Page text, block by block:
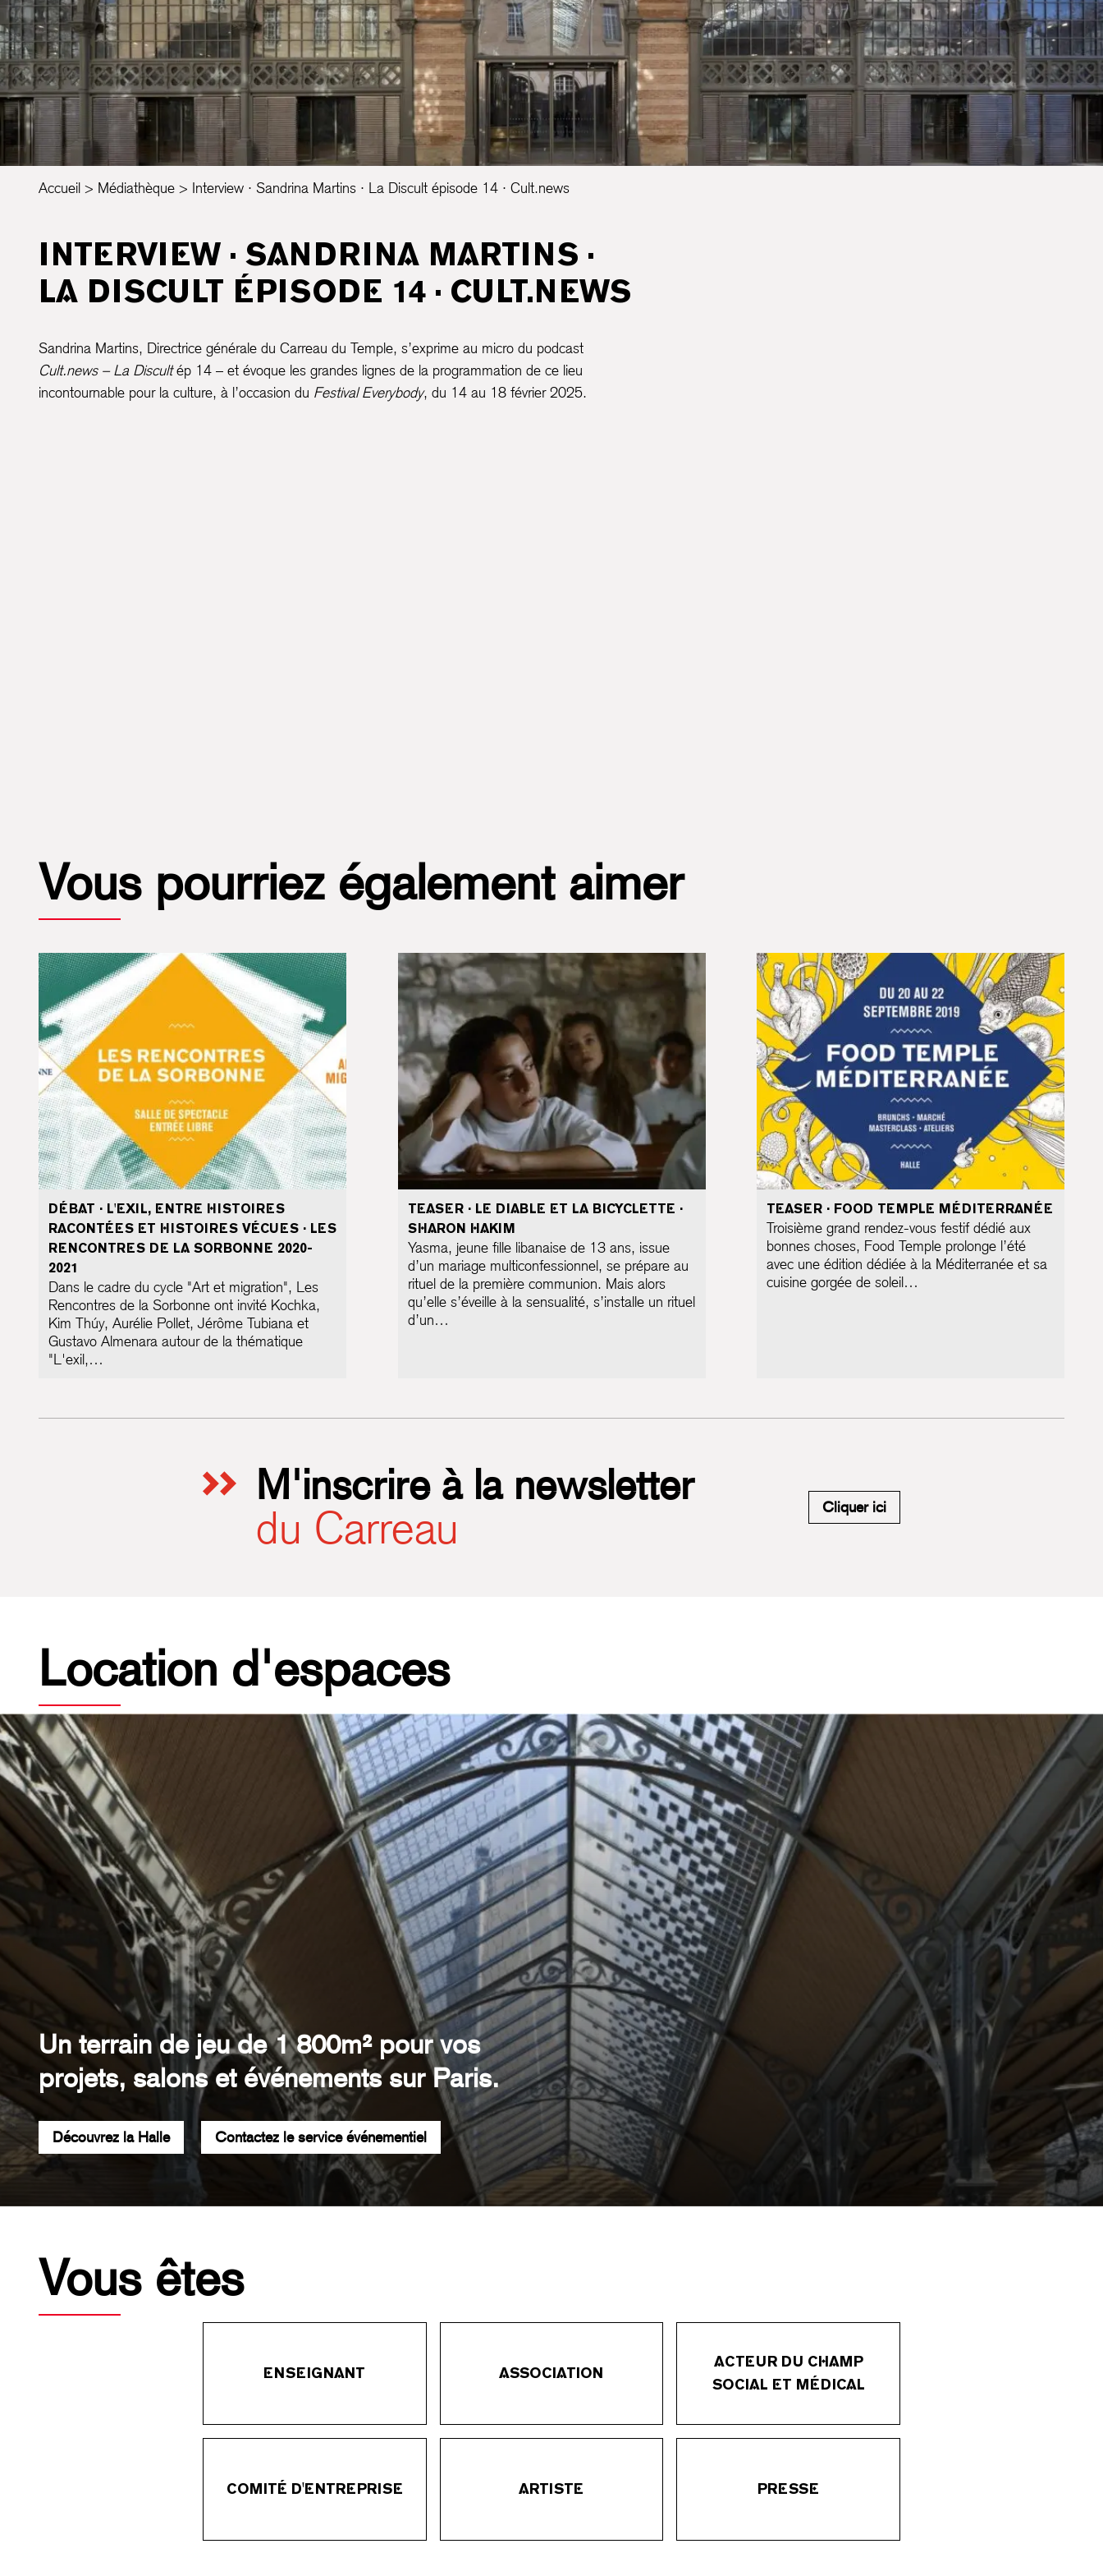
Accueil Médiathèque Interview · Sandrina Martins · La Discult épisode 14 · Cult.news
INTERVIEW · SANDRINA MARTINS ·
LA DISCULT ÉPISODE 14 · CULT.NEWS
Sandrina Martins, Directrice générale du Carreau du Temple, s’exprime au micro du podcast
Cult.news – La Discultép 14 – et évoque les grandes lignes de la programmation de ce lieu
incontournable pour la culture, à l’occasion du Festival Everybody, du 14 au 18 février 2025.
Vous pourriez également aimer
DÉBAT · L'EXIL, ENTRE HISTOIRES
RACONTÉES ET HISTOIRES VÉCUES · LES
RENCONTRES DE LA SORBONNE 2020-
2021
Dans le cadre du cycle "Art et migration", Les
Rencontres de la Sorbonne ont invité Kochka,
Kim Thúy, Aurélie Pollet, Jérôme Tubiana et
Gustavo Almenara autour de la thématique
"L'exil,…
TEASER · LE DIABLE ET LA BICYCLETTE ·
SHARON HAKIM
Yasma, jeune fille libanaise de 13 ans, issue
d’un mariage multiconfessionnel, se prépare au
rituel de la première communion. Mais alors
qu’elle s’éveille à la sensualité, s’installe un rituel
d’un…
TEASER · FOOD TEMPLE MÉDITERRANÉE
Troisième grand rendez-vous festif dédié aux
bonnes choses, Food Temple prolonge l’été
avec une édition dédiée à la Méditerranée et sa
cuisine gorgée de soleil…
M'inscrire à la newsletter
du Carreau Cliquer iciM'inscrire à la newsletter du
Location d'espaces
Un terrain de jeu de 1 800m² pour vos
projets, salons et événements sur Paris.
Découvrez la Halle Contactez le service événementiel
Vous êtes
ENSEIGNANT ASSOCIATION
ACTEUR DU CHAMP
SOCIAL ET MÉDICAL
COMITÉ D'ENTREPRISE ARTISTE PRESSE